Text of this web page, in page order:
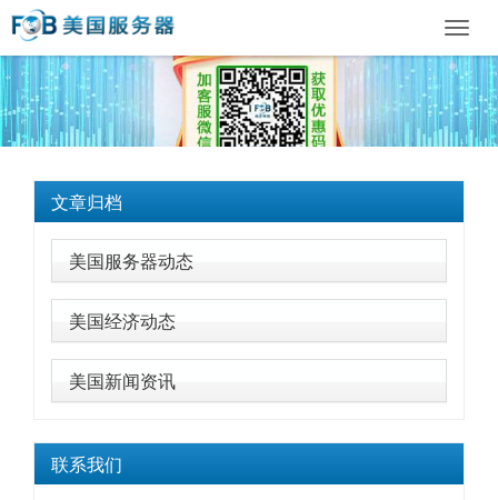
文章归档
美国服务器动态
美国经济动态
美国新闻资讯
联系我们